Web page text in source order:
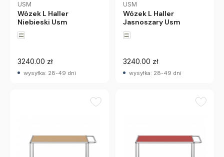
USM
Wózek L Haller
Niebieski Usm
3240.00 zł
wysyłka: 28-49 dni
USM
Wózek L Haller
Jasnoszary Usm
3240.00 zł
wysyłka: 28-49 dni